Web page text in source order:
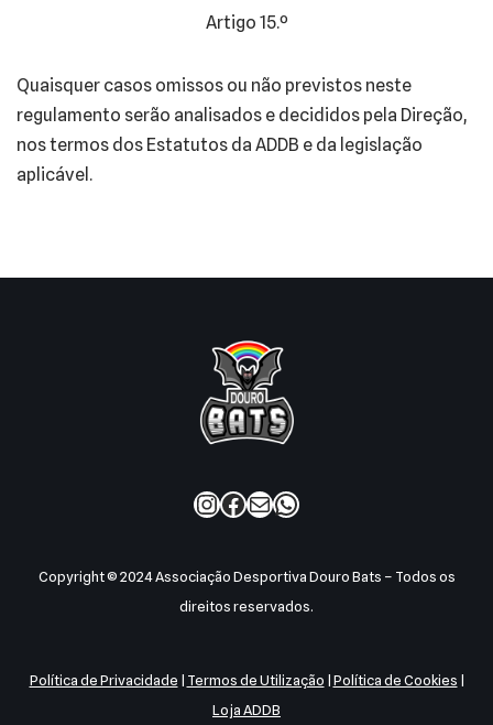
Artigo 15.º
Quaisquer casos omissos ou não previstos neste
regulamento serão analisados e decididos pela Direção,
nos termos dos Estatutos da ADDB e da legislação
aplicável.
Copyright © 2024 Associação Desportiva Douro Bats – Todos os
direitos reservados.
Política de Privacidade | Termos de Utilização |Política de Cookies |
Loja ADDB